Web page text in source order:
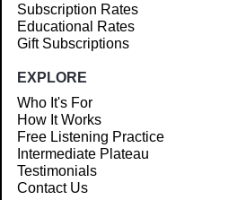
Subscription Rates
Educational Rates
Gift Subscriptions
EXPLORE
Who It's For
How It Works
Free Listening Practice
Intermediate Plateau
Testimonials
Contact Us